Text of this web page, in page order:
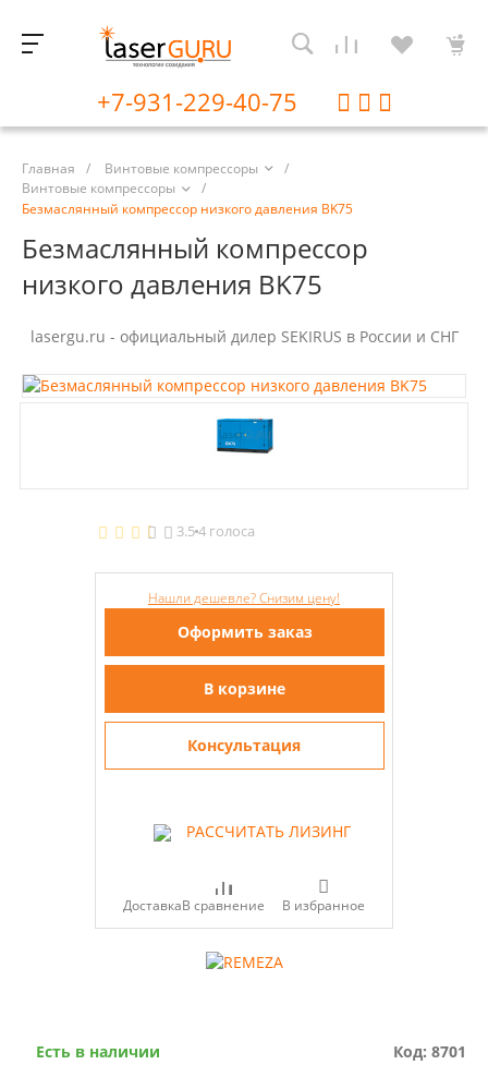
+7-931-229-40-75
Главная / Винтовые компрессоры
/
Винтовые компрессоры
/
Безмаслянный компрессор низкого давления BK75
Безмаслянный компрессор
низкого давления BK75
lasergu.ru - официальный дилер SEKIRUS в России и СНГ
Есть в наличии Код: 8701
3.54 голоса
Нашли дешевле? Снизим цену!
Оформить заказ
В корзине
Консультация
РАССЧИТАТЬ ЛИЗИНГ
ДоставкаВ сравнение